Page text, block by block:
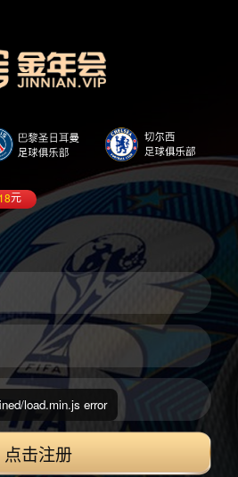
元
点击注册
load.min.js error